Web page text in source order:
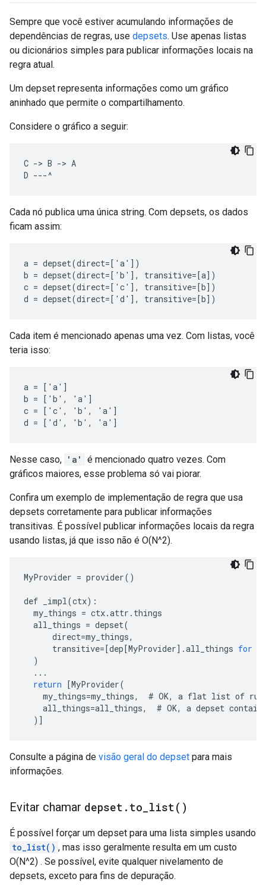
Sempre que você estiver acumulando informações de
dependências de regras, use depsets. Use apenas listas
ou dicionários simples para publicar informações locais na
regra atual.
Um depset representa informações como um gráfico
aninhado que permite o compartilhamento.
Considere o gráfico a seguir:
C -> B -> A
Cada nó publica uma única string. Com depsets, os dados
ficam assim:
a = depset(direct=[ 'a' ] )
b = depset(direct=[ 'b' ] , transitive=[a] )
c = depset(direct=[ 'c' ] , transitive=[b] )
d = depset(direct=[ 'd' ] , transitive=[b] )
Cada item é mencionado apenas uma vez. Com listas, você
teria isso:
a = ['a']
b = ['b', 'a']
c = ['c', 'b', 'a']
Nesse caso, 'a'
é mencionado quatro vezes. Com
gráficos maiores, esse problema só vai piorar.
Confira um exemplo de implementação de regra que usa
depsets corretamente para publicar informações
transitivas. É possível publicar informações locais da regra
usando listas, já que isso não é O(N^2).
MyProvider = provider()
def _impl(ctx) :
my_things = ctx.attr . things
all_things = depset(
direct=my_things,
transitive=[dep[MyProvider] .all_things for
)
...
return [MyProvider(
my_things=my_things,  # OK, a flat list of
all_things=all_things,  # OK, a depset
  )
]
Consulte a página de visão geral do depset para mais
informações.
Evitar chamar depset . to_list( )
É possível forçar um depset para uma lista simples usando
to_list() , mas isso geralmente resulta em um custo
O(N^2) . Se possível, evite qualquer nivelamento de
depsets, exceto para fins de depuração.